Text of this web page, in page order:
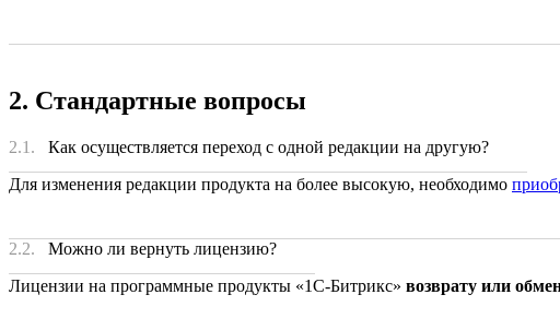
2. Стандартные вопросы
2.1.
Как осуществляется переход с одной редакции на другую?
Для изменения редакции продукта на более высокую, необходимо
2.2.
Можно ли вернуть лицензию?
Лицензии на программные продукты «1С-Битрикс» возврату или